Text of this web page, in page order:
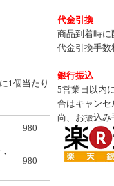
1個当たり
980
980
代金引換
商品到着時
代金引換手数
銀行振込
5営業日以内
合はキャンセ
尚、お振込